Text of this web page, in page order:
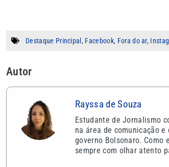
Destaque Principal , Facebook, Fora do ar,
Autor
Rayssa de Souza
Estudante de Jornalismo
na área de comunicação
governo Bolsonaro.
sempre com olhar atento